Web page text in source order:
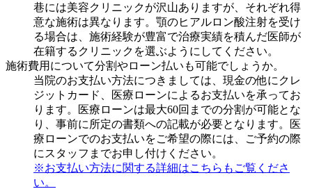
巷には美容クリニックが沢山ありますが、それぞれ得
意な施術は異なります。顎のヒアルロン酸注射を受け
る場合は、施術経験が豊富で治療実績を積んだ医師が
在籍するクリニックを選ぶようにしてください。
施術費用について分割やローン払いも可能でしょうか。
当院のお支払い方法につきましては、現金の他にクレ
ジットカード、医療ローンによるお支払いを承ってお
ります。医療ローンは最大60回までの分割が可能とな
り、事前に所定の書類への記載が必要となります。医
療ローンでのお支払いをご希望の際には、ご予約の際
にスタッフまでお申し付けください。
※お支払い方法に関する詳細はこちらもご覧くださ
い。